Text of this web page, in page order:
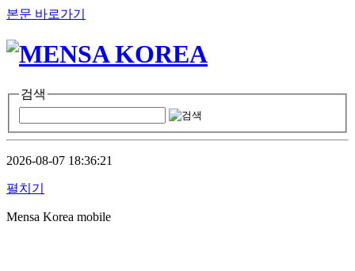
본문 바로가기
검색
2026-08-07 18:36:21
펼치기
Mensa Korea mobile